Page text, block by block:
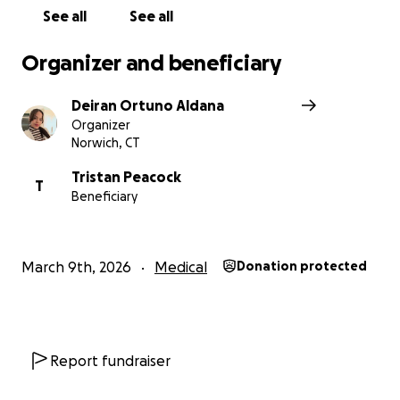
un regalo enorme para nosotros.
Gracias por tomarte el tiempo de leer, por tu
generosidad y por ser parte de esta cadena de amor
y esperanza.
Venezuela para ayudar con sus gastos.”
See all See all
Organizer and beneficiary
Deiran Ortuno Aldana
Organizer
Norwich, CT
T
Tristan Peacock
Beneficiary
March 9th, 2026 Medical Donation protected
Report fundraiser